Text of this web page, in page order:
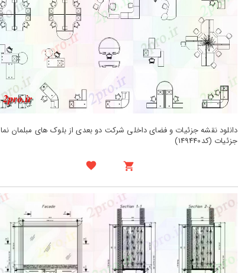
دانلود نقشه جزئیات و فضای داخلی شرکت دو بعدی از بلوک های مبلمان نما
جزئیات (کد149440)